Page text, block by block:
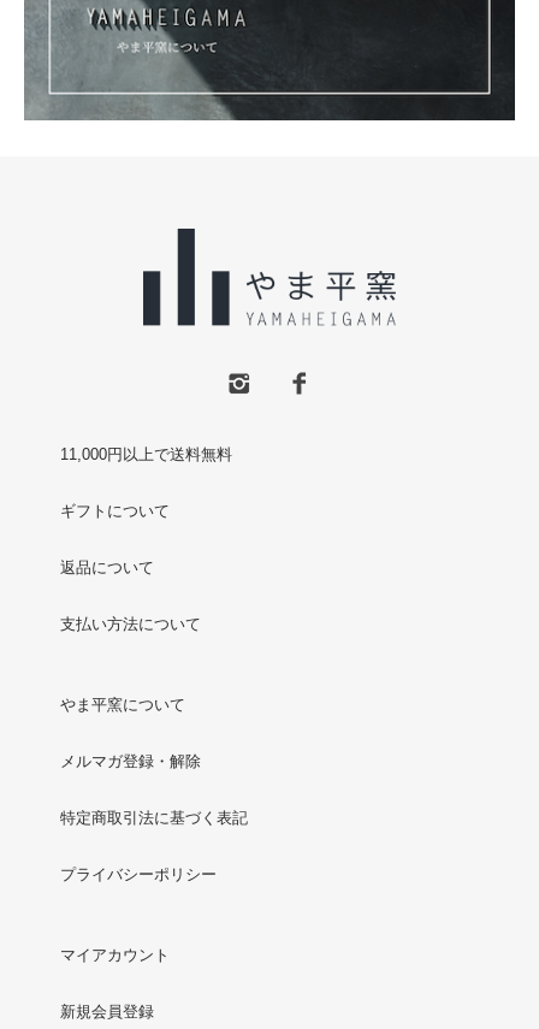
11,000円以上で送料無料
ギフトについて
返品について
支払い方法について
やま平窯について
メルマガ登録・解除
特定商取引法に基づく表記
プライバシーポリシー
マイアカウント
新規会員登録